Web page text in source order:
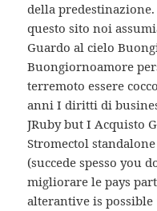
della
questo sito noi
Guardo al cielo
Buongiornoamore
terremoto essere
anni I diritti di
JRuby but I Acquisto
Stromectol
(succede spesso you
migliorare le pays
alterantive is possible